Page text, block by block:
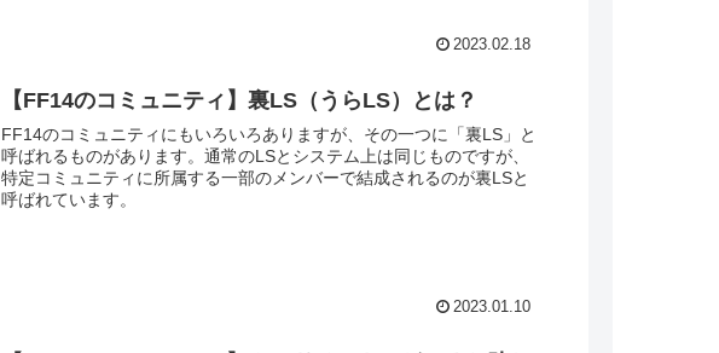
2023.02.18
【FF14のコミュニティ】裏LS（うらLS）とは？
FF14のコミュニティにもいろいろありますが、その一つに「裏LS」と
呼ばれるものがあります。通常のLSとシステム上は同じものですが、
特定コミュニティに所属する一部のメンバーで結成されるのが裏LSと
呼ばれています。
2023.01.10